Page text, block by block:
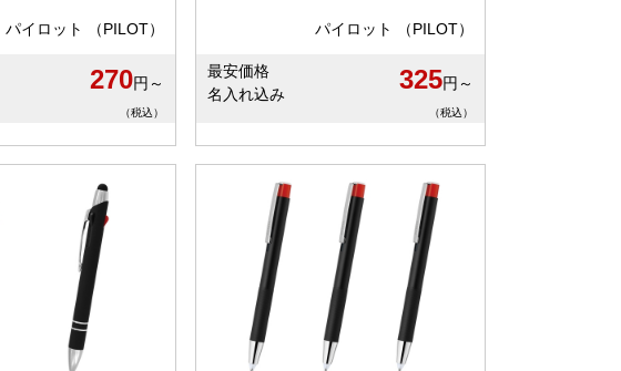
パイロット （PILOT）
270円～
（税込）
パイロット （PILOT）
最安価格
名入れ込み
325円～
（税込）